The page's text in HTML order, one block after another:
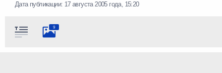
Дата публикации: 17 августа 2005 года, 15:20
9